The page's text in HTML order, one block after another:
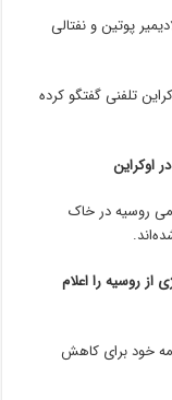
پوتین و نفتالی
تلفنی گفتگو کرده
روسیه در خاک
از روسیه را اعلام
خود برای کاهش